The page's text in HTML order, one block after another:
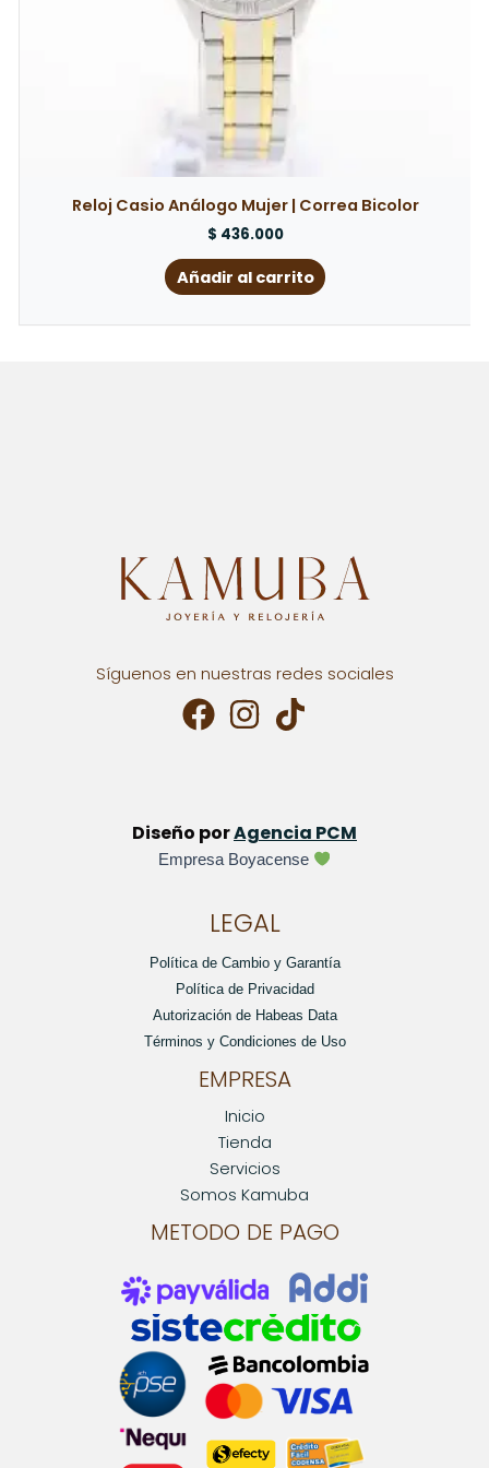
Reloj Casio Análogo Mujer | Correa Bicolor
$ 436.000
Añadir al carrito
Síguenos en nuestras redes sociales
Diseño porAgencia PCM
Empresa Boyacense
LEGAL
Política de Cambio y Garantía
Política de Privacidad
Autorización de Habeas Data
Términos y Condiciones de Uso
EMPRESA
Inicio
Tienda
Servicios
Somos Kamuba
METODO DE PAGO